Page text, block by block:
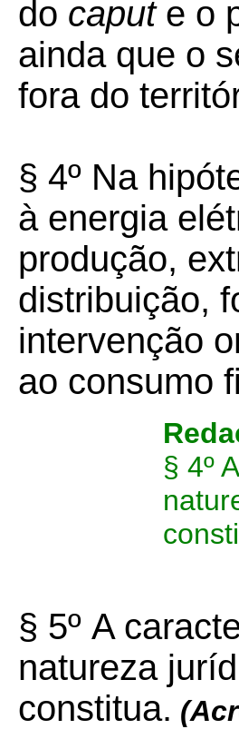
do capute o
ainda que o
fora do
§ 4º Na
à energia
produção,
distribuição,
intervenção
ao consumo
§ 4º
§ 5º A
natureza
constitua.